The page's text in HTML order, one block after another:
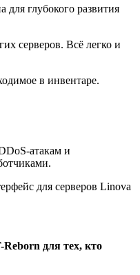
глубокого развития
серверов. Всё легко и
в инвентаре.
атакам и
для серверов Linova
Reborn для тех, кто